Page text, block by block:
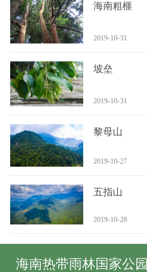
海南粗榧
2019-10-31
坡垒
2019-10-31
黎母山
2019-10-27
五指山
2019-10-28
海南热带雨林国家公园